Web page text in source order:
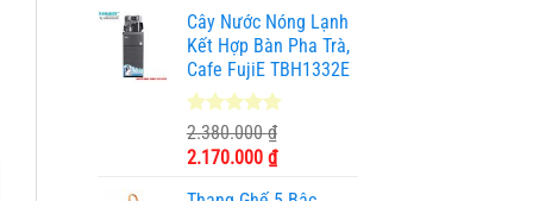
là:
1.990.000 ₫.
tại
là:
1.290.000 ₫.
Cây Nước Nóng Lạnh
Kết Hợp Bàn Pha Trà,
Cafe FujiE TBH1332E
5.00trên 5
dựa trên
11
đánh giá
2.380.000₫
Giá
2.170.000 ₫Giá